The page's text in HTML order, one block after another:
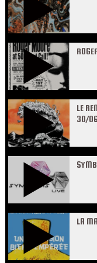
LE
30/
LA